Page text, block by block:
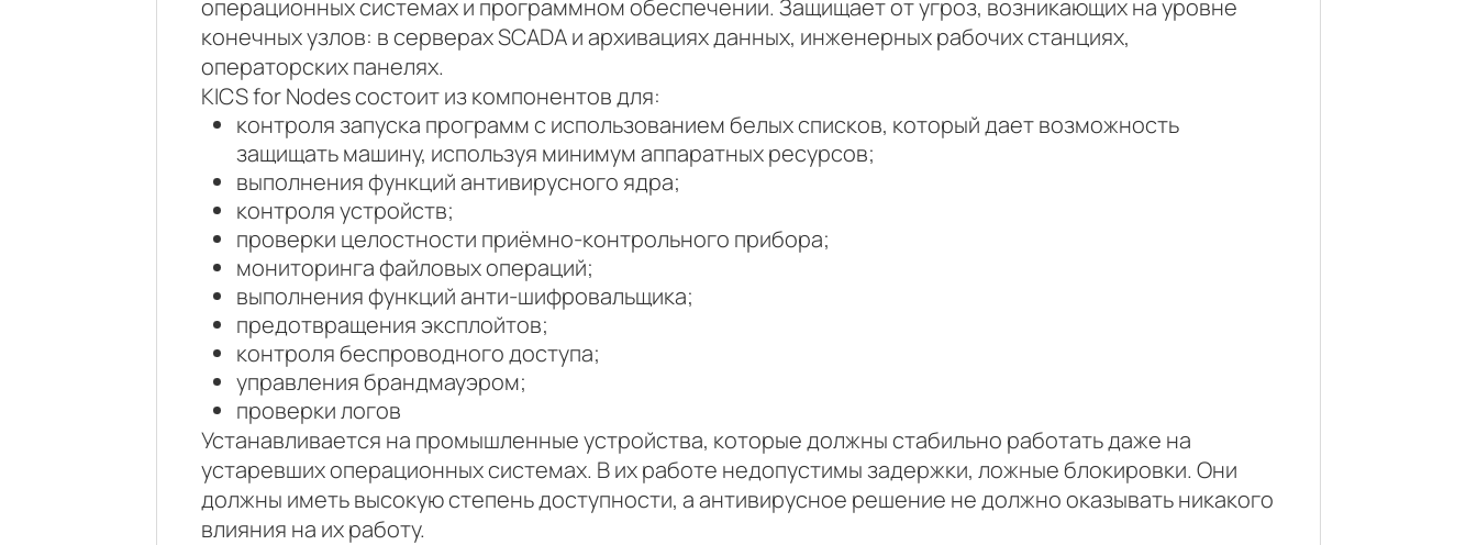
операционных системах и программном обеспечении. Защищает от угроз, возникающих на уровне
конечных узлов: в серверах SCADA и архивациях данных, инженерных рабочих станциях,
операторских панелях.
KICS for Nodes состоит из компонентов для:
контроля запуска программ с использованием белых списков, который дает возможность
защищать машину, используя минимум аппаратных ресурсов;
выполнения функций антивирусного ядра;
контроля устройств;
проверки целостности приёмно-контрольного прибора;
мониторинга файловых операций;
выполнения функций анти-шифровальщика;
предотвращения эксплойтов;
контроля беспроводного доступа;
управления брандмауэром;
проверки логов
Устанавливается на промышленные устройства, которые должны стабильно работать даже на
устаревших операционных системах. В их работе недопустимы задержки, ложные блокировки. Они
должны иметь высокую степень доступности, а антивирусное решение не должно оказывать никакого
влияния на их работу.